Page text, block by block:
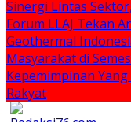
Sinergi Lintas
Forum LLAJ Tekan
Geothermal
Masyarakat di
Kepemimpinan
Rakyat